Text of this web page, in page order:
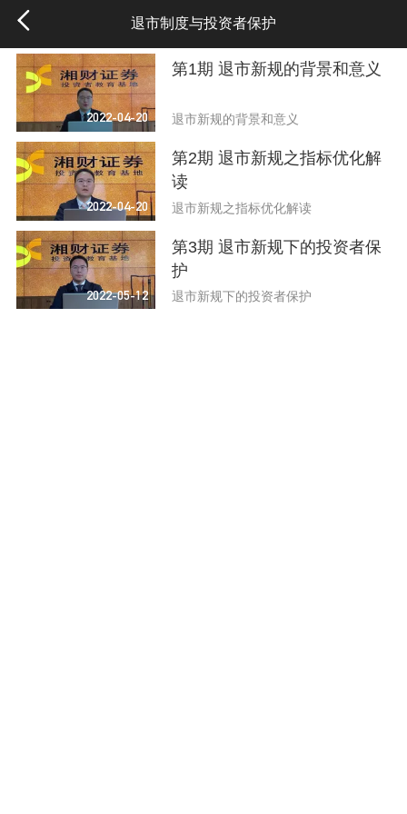
退市制度与投资者保护
2022-04-20
第1期 退市新规的背景和意义
退市新规的背景和意义
2022-04-20
第2期 退市新规之指标优化解
读
退市新规之指标优化解读
2022-05-12
第3期 退市新规下的投资者保
护
退市新规下的投资者保护